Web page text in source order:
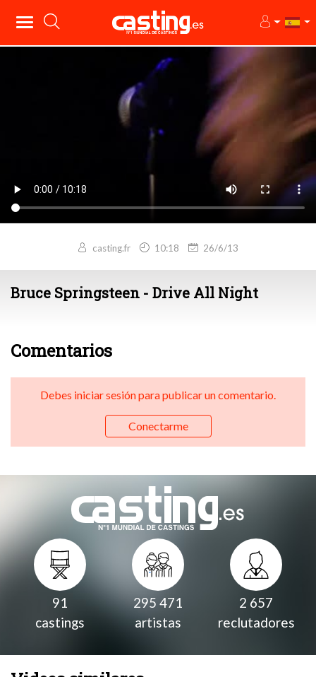
casting.fr 10:18 26/6/13
Bruce Springsteen - Drive All Night
Comentarios
Debes iniciar sesión para publicar un comentario.
Conectarme
91
castings
295 471
artistas
2 657
reclutadores